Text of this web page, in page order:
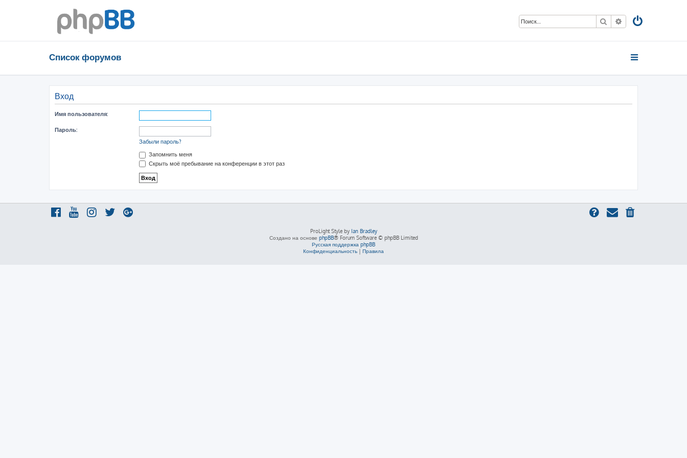
Поиск Расширенный
Список форумов
Вход
Имя пользователя:
Пароль:
Забыли пароль?
Запомнить меня
Скрыть моё пребывание на конференции в этот раз
ProLight Style by Ian Bradley
Создано на основе phpBB® Forum Software © phpBB Limited
Русская поддержка phpBB
Конфиденциальность | Правила